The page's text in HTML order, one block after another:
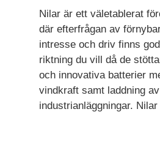
Nilar är ett väletablerat
där efterfrågan av
intresse och driv finns
riktning du vill då de
och innovativa batterier
vindkraft samt laddning
industrianläggningar.